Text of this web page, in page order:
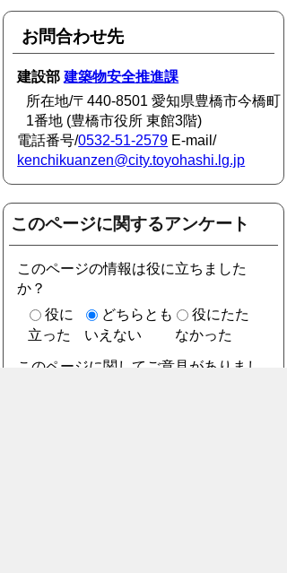
お問合わせ先
建設部建築物安全推進課
所在地/〒440-8501 愛知県豊橋市今橋町
1番地 (豊橋市役所 東館3階)
電話番号/0532-51-2579 E-mail/
kenchikuanzen@city.toyohashi.lg.jp
このページに関するアンケート
このページの情報は役に立ちました
か？
役に
立った
どちらとも
いえない
役にたた
なかった
このページに関してご意見がありまし